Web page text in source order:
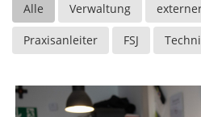
Alle Verwaltung
Praxisanleiter FSJ